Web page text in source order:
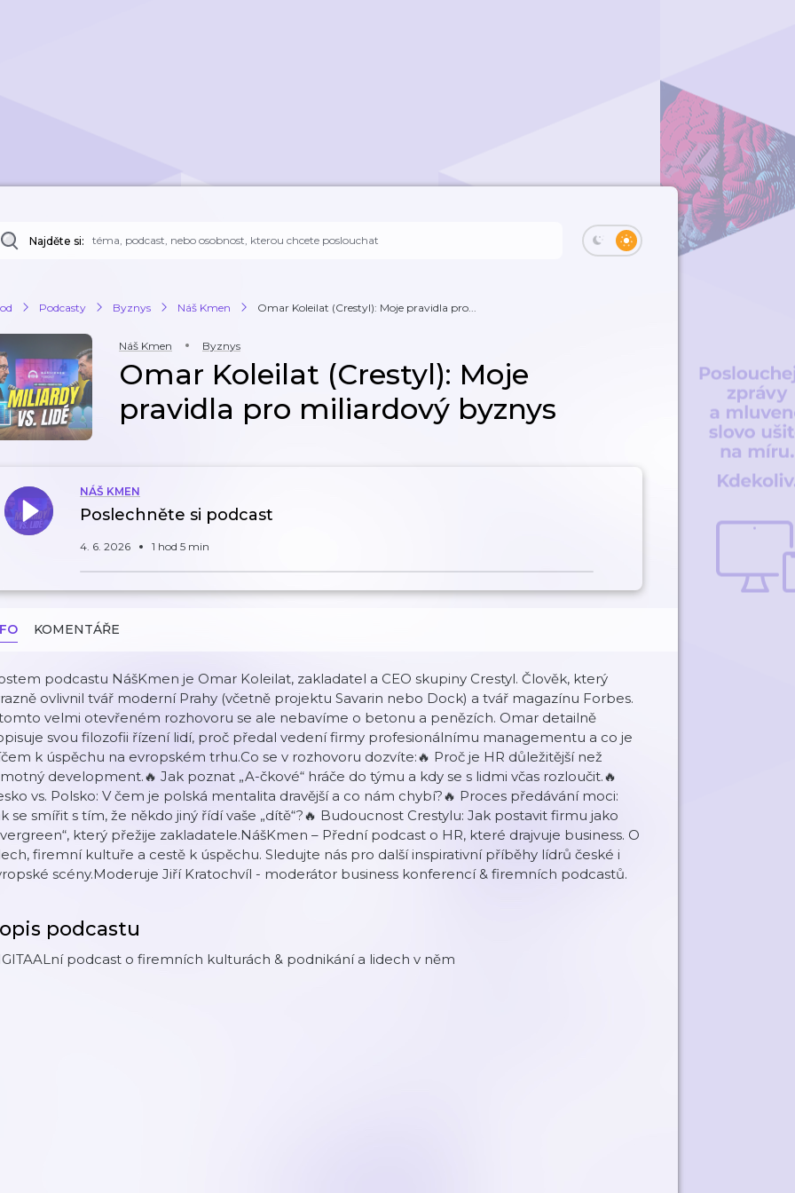
Najděte si:
Podcasty Byznys Náš Kmen Omar Koleilat (Crestyl): Moje pravidla pro...
Náš Kmen Byznys
Omar Koleilat (Crestyl): Moje
pravidla pro miliardový byznys
NÁŠ KMEN
Poslechněte si podcast
4. 6. 2026 1 hod 5 min
KOMENTÁŘE
podcastu NášKmen je Omar Koleilat, zakladatel a CEO skupiny Crestyl. Člověk, který
ovlivnil tvář moderní Prahy (včetně projektu Savarin nebo Dock) a tvář magazínu Forbes.
velmi otevřeném rozhovoru se ale nebavíme o betonu a penězích. Omar detailně
svou filozofii řízení lidí, proč předal vedení firmy profesionálnímu managementu a co je
k úspěchu na evropském trhu.Co se v rozhovoru dozvíte:🔥 Proč je HR důležitější než
development.🔥 Jak poznat „A-čkové“ hráče do týmu a kdy se s lidmi včas rozloučit.🔥
vs. Polsko: V čem je polská mentalita dravější a co nám chybí?🔥 Proces předávání moci:
se smířit s tím, že někdo jiný řídí vaše „dítě“?🔥 Budoucnost Crestylu: Jak postavit firmu jako
který přežije zakladatele.NášKmen – Přední podcast o HR, které drajvuje business. O
firemní kultuře a cestě k úspěchu. Sledujte nás pro další inspirativní příběhy lídrů české i
scény.Moderuje Jiří Kratochvíl - moderátor business konferencí & firemních podcastů.
podcastu
podcast o firemních kulturách & podnikání a lidech v něm